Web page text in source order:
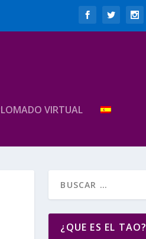
VIRTUAL
¿QUE ES EL TAO?